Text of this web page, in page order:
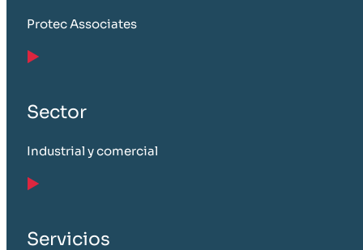
Protec Associates
Sector
Industrial y comercial
Servicios